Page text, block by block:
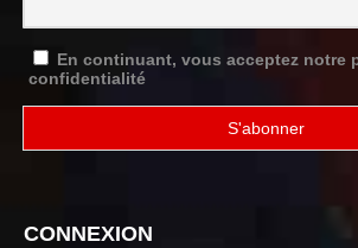
En continuant, vous acceptez notre
confidentialité
CONNEXION